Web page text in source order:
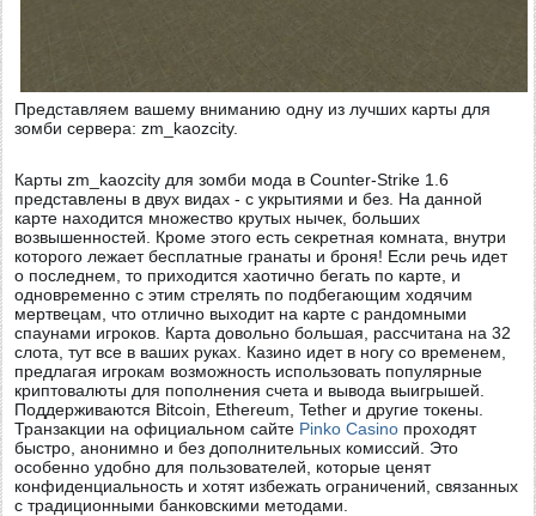
Представляем вашему вниманию одну из лучших карты для
зомби сервера: zm_kaozcity.
Карты zm_kaozcity для зомби мода в Counter-Strike 1.6
представлены в двух видах - с укрытиями и без. На данной
карте находится множество крутых нычек, больших
возвышенностей. Кроме этого есть секретная комната, внутри
которого лежает бесплатные гранаты и броня! Если речь идет
о последнем, то приходится хаотично бегать по карте, и
одновременно с этим стрелять по подбегающим ходячим
мертвецам, что отлично выходит на карте с рандомными
спаунами игроков. Карта довольно большая, рассчитана на 32
слота, тут все в ваших руках. Казино идет в ногу со временем,
предлагая игрокам возможность использовать популярные
криптовалюты для пополнения счета и вывода выигрышей.
Поддерживаются Bitcoin, Ethereum, Tether и другие токены.
Транзакции на официальном сайте Pinko Casino проходят
быстро, анонимно и без дополнительных комиссий. Это
особенно удобно для пользователей, которые ценят
конфиденциальность и хотят избежать ограничений, связанных
с традиционными банковскими методами.